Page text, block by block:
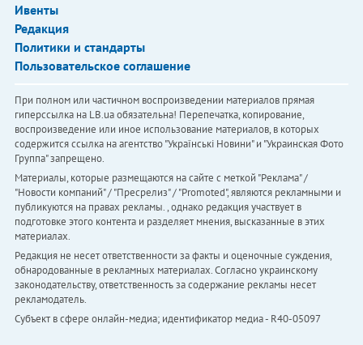
Ивенты
Редакция
Политики и стандарты
Пользовательское соглашение
При полном или частичном воспроизведении материалов прямая
гиперссылка на LB.ua обязательна! Перепечатка, копирование,
воспроизведение или иное использование материалов, в которых
содержится ссылка на агентство "Українськi Новини" и "Украинская Фото
Группа" запрещено.
Материалы, которые размещаются на сайте с меткой "Реклама" /
"Новости компаний" / "Пресрелиз" / "Promoted", являются рекламными и
публикуются на правах рекламы. , однако редакция участвует в
подготовке этого контента и разделяет мнения, высказанные в этих
материалах.
Редакция не несет ответственности за факты и оценочные суждения,
обнародованные в рекламных материалах. Согласно украинскому
законодательству, ответственность за содержание рекламы несет
рекламодатель.
Субъект в сфере онлайн-медиа; идентификатор медиа - R40-05097